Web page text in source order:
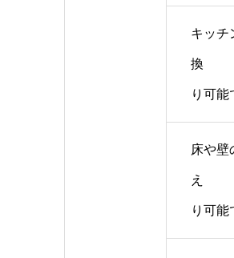
キッチ
り可能
床や壁
り可能